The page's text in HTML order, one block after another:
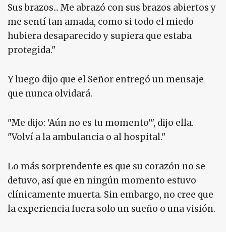
Sus brazos... Me abrazó con sus brazos abiertos y
me sentí tan amada, como si todo el miedo
hubiera desaparecido y supiera que estaba
protegida."
Y luego dijo que el Señor entregó un mensaje
que nunca olvidará.
"Me dijo: 'Aún no es tu momento'", dijo ella.
"Volví a la ambulancia o al hospital."
Lo más sorprendente es que su corazón no se
detuvo, así que en ningún momento estuvo
clínicamente muerta. Sin embargo, no cree que
la experiencia fuera solo un sueño o una visión.